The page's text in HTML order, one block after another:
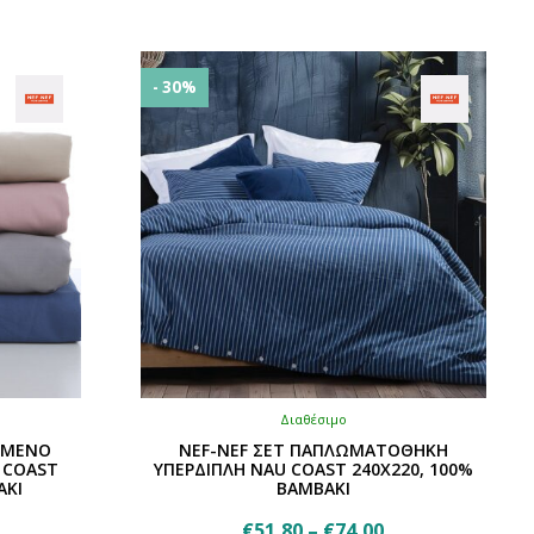
- 30%
Διαθέσιμο
NEF-NEF ΣΕΤ ΠΑΠΛΩΜΑΤΟΘΗΚΗ
ΥΠΕΡΔΙΠΛΗ NAU COAST 240X220, 100%
ΒΑΜΒΑΚΙ